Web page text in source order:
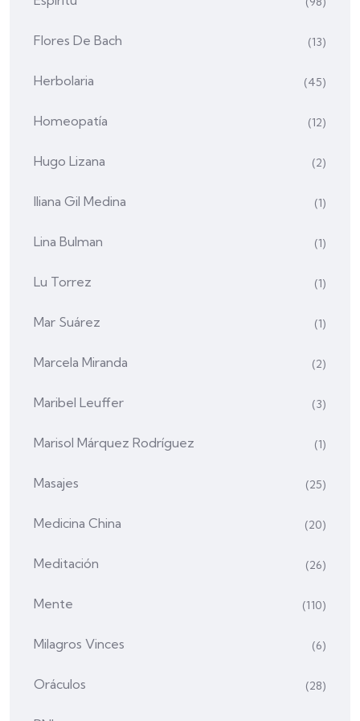
Flores De Bach (13)
Herbolaria (45)
Homeopatía (12)
Hugo Lizana (2)
Iliana Gil Medina (1)
Lina Bulman (1)
Lu Torrez (1)
Mar Suárez (1)
Marcela Miranda (2)
Maribel Leuffer (3)
Marisol Márquez Rodríguez (1)
Masajes (25)
Medicina China (20)
Meditación (26)
Mente (110)
Milagros Vinces (6)
Oráculos (28)